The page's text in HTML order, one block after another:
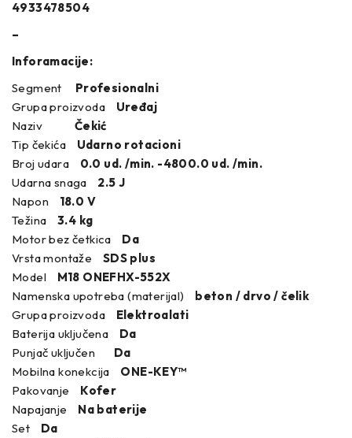
4933478504
–
Inforamacije:
Segment
Profesionalni
Grupa proizvoda
Uređaj
Naziv Čekić
Tip čekića Udarno rotacioni
Broj udara 0.0 ud. /min. -4800.0 ud. /min.
Udarna snaga 2.5 J
Napon 18.0 V
Težina 3.4 kg
Motor bez četkica Da
Vrsta montaže SDS plus
Model
M18 ONEFHX-552X
Namenska upotreba (materijal)
beton / drvo / čelik
Grupa proizvoda Elektroalati
Baterija uključena Da
Punjač uključen Da
Mobilna konekcija
ONE-KEY™
Pakovanje Kofer
Napajanje
Na baterije
Set Da